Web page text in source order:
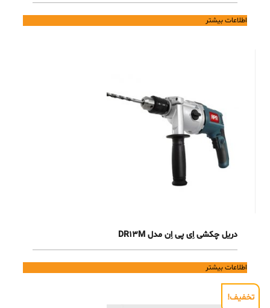
اطلاعات بیشتر
دریل چکشی اِی پی اِن مدل DR13M
اطلاعات بیشتر
تخفیف!